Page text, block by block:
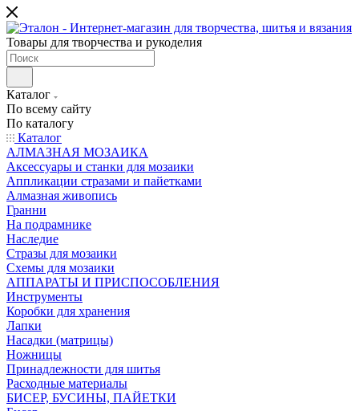
Товары для творчества и рукоделия
Каталог
По всему сайту
По каталогу
Каталог
АЛМАЗНАЯ МОЗАИКА
Аксессуары и станки для мозаики
Аппликации стразами и пайетками
Алмазная живопись
Гранни
На подрамнике
Наследие
Стразы для мозаики
Схемы для мозаики
АППАРАТЫ И ПРИСПОСОБЛЕНИЯ
Инструменты
Коробки для хранения
Лапки
Насадки (матрицы)
Ножницы
Принадлежности для шитья
Расходные материалы
БИСЕР, БУСИНЫ, ПАЙЕТКИ